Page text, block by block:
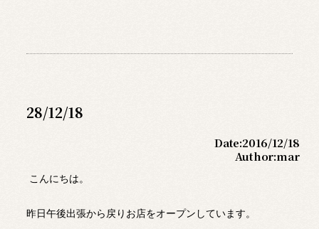
28/12/18
Date:2016/12/18
Author:mar
こんにちは。
昨日午後出張から戻りお店をオープンしています。